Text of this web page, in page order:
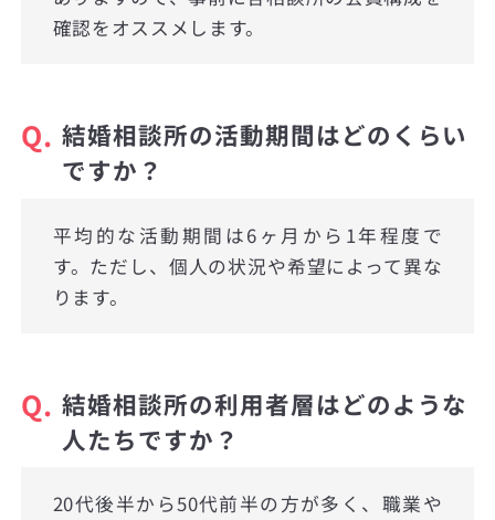
確認をオススメします。
Q. 結婚相談所の活動期間はどのくらい
ですか？
平均的な活動期間は6ヶ月から1年程度で
す。ただし、個人の状況や希望によって異な
ります。
Q. 結婚相談所の利用者層はどのような
人たちですか？
20代後半から50代前半の方が多く、職業や